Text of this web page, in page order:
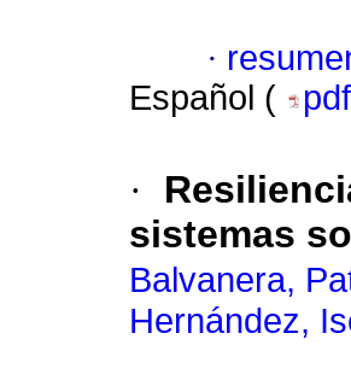
·
Español (
pdf
·
sistemas
Balvanera,
Hernández,